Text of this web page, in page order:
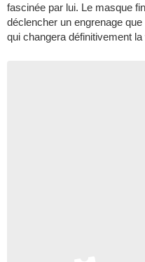
fascinée par lui. Le masque
déclencher un engrenage
qui changera définitivement